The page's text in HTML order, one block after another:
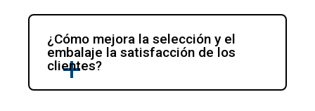
¿Cómo mejora la selección y el
embalaje la satisfacción de los
clientes?